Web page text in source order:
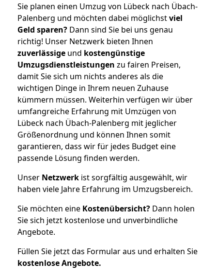
Sie planen einen Umzug von Lübeck nach Übach-
Palenberg und möchten dabei möglichstviel
Geld sparen? Dann sind Sie bei uns genau
richtig! Unser Netzwerk bieten Ihnen
zuverlässige und kostengünstige
Umzugsdienstleistungen zu fairen Preisen,
damit Sie sich um nichts anderes als die
wichtigen Dinge in Ihrem neuen Zuhause
kümmern müssen. Weiterhin verfügen wir über
umfangreiche Erfahrung mit Umzügen von
Lübeck nach Übach-Palenberg mit jeglicher
Größenordnung und können Ihnen somit
garantieren, dass wir für jedes Budget eine
passende Lösung finden werden.
Unser Netzwerk ist sorgfältig ausgewählt, wir
haben viele Jahre Erfahrung im Umzugsbereich.
Sie möchten eine Kostenübersicht? Dann holen
Sie sich jetzt kostenlose und unverbindliche
Angebote.
Füllen Sie jetzt das Formular aus und erhalten Sie
kostenloseAngebote.